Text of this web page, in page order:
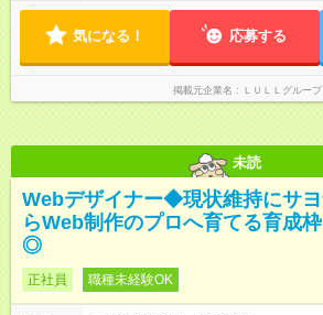
す！ 【試用期間】試用期間あり 試用期間の長さ：6ヶ月 ※ 雇用
形態と給与に、本採用時と異なる部分
中途採用（契約社員） 給与：月給
なし残業代を含みます。※超過分は全
別途支給いたします ※研修期間中（最
気になる！ 応募する
掲載元企業名 ＬＵＬＬグループ
未読
Webデザイナー◆現状維持にサ
らWeb制作のプロへ育てる育成
◎
正社員 職種未経験OK